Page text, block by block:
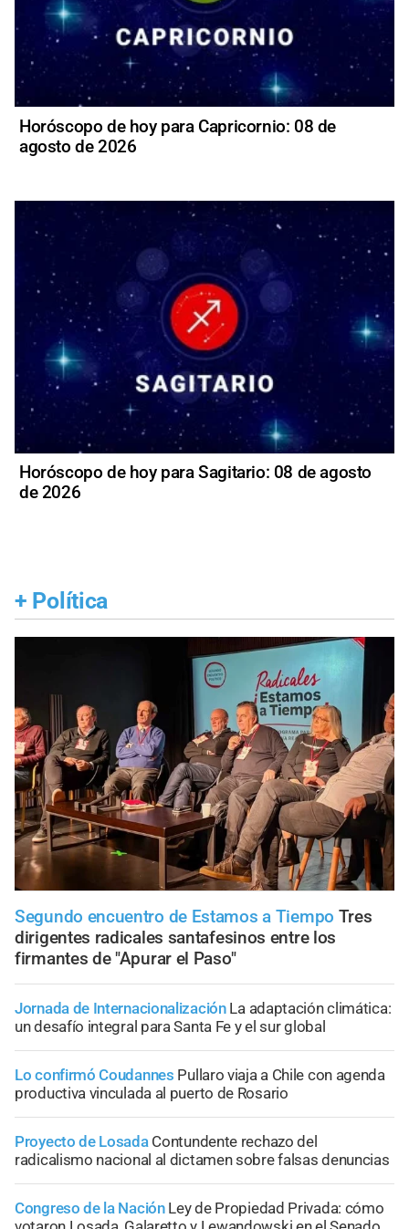
Horóscopo de hoy para Capricornio: 08 de
agosto de 2026
Horóscopo de hoy para Sagitario: 08 de agosto
de 2026
+ Política
Segundo encuentro de Estamos a Tiempo Tres
dirigentes radicales santafesinos entre los
firmantes de "Apurar el Paso"
Jornada de Internacionalización La adaptación climática:
un desafío integral para Santa Fe y el sur global
Lo confirmó Coudannes Pullaro viaja a Chile con agenda
productiva vinculada al puerto de Rosario
Proyecto de Losada Contundente rechazo del
radicalismo nacional al dictamen sobre falsas denuncias
Congreso de la Nación Ley de Propiedad Privada: cómo